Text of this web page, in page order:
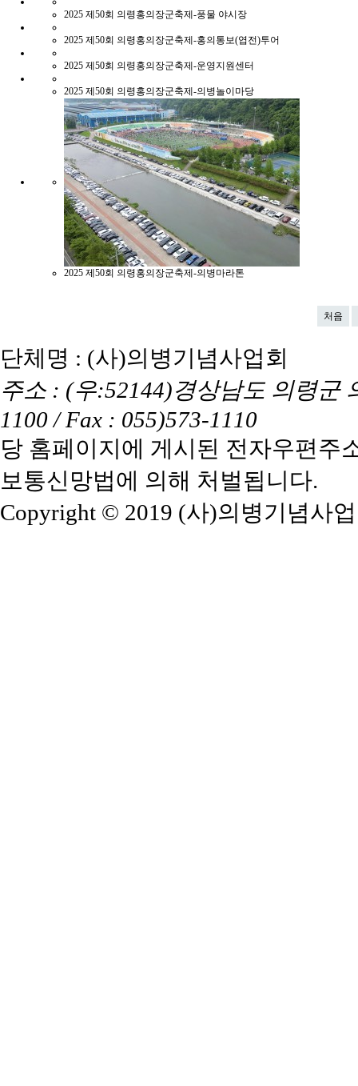
2025 제50회 의령홍의장군축제-풍물 야시장
2025 제50회 의령홍의장군축제-홍의통보(엽전)투어
2025 제50회 의령홍의장군축제-운영지원센터
2025 제50회 의령홍의장군축제-의병놀이마당
2025 제50회 의령홍의장군축제-의병마라톤
처음
단체명 : (사)의병기념사업회
주소 : (우:52144)경상남도 의령군
1100 / Fax : 055)573-1110
당 홈페이지에 게시된 전자우편주
보통신망법에 의해 처벌됩니다.
Copyright © 2019 (사)의병기념사